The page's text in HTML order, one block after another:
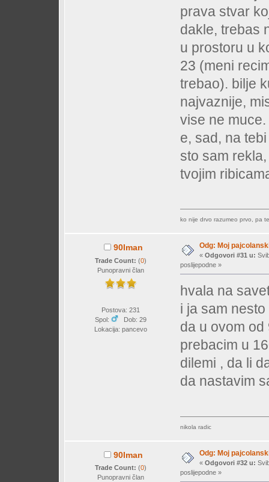
prava stvar
dakle, trebas
u prostoru u
23 (meni
trebao). bilje
najvaznije,
vise ne muce.
e, sad, na
sto sam
tvojim
ko nije drvo razumeo prvo, pa
90lman
Trade Count: (0)
Punopravni član
Postova: 231
Spol:
Dob: 29
Lokacija: pancevo
Odg: Moj
« Odgovori #31 u:
poslijepodne »
hvala na
i ja sam
da u ovom
prebacim u
dilemi , da li
da nastavim
nikola radic
90lman
Trade Count: (0)
Punopravni član
Odg: Moj
« Odgovori #32 u:
poslijepodne »